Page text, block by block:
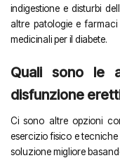
indigestione e disturbi
altre patologie e
medicinali per il diabete.
Quali sono le
disfunzione
Ci sono altre opzioni
esercizio fisico e
soluzione migliore